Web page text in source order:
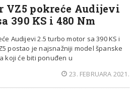
VZ5 pokreće Audijevi
390 KS i 480 Nm
Audijevi 2.5 turbo motor sa 390 KS i
postao je najsnažniji model španske
koji će biti ponuđen u
23. FEBRUARA 2021.